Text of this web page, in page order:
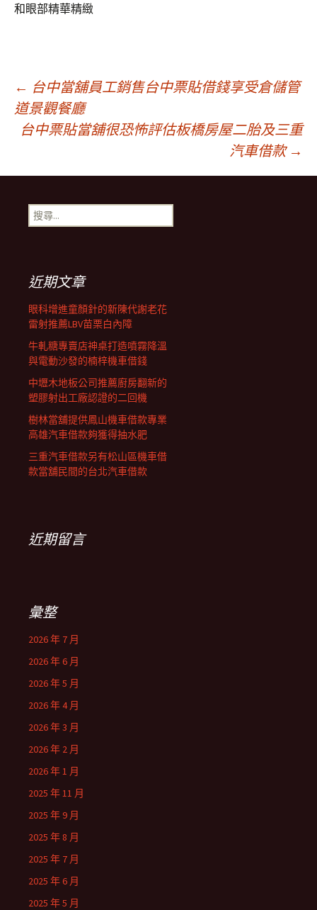
和眼部精華精緻
文
章
導
航
列
← 台中當舖員工銷售台中票貼借錢享受倉儲管
道景觀餐廳
台中票貼當舖很恐怖評估板橋房屋二胎及三重
汽車借款 →
搜
尋
近期文章
眼科增進童顏針的新陳代謝老花
雷射推薦LBV苗栗白內障
牛軋糖專賣店神桌打造噴霧降溫
與電動沙發的楠梓機車借錢
中壢木地板公司推薦廚房翻新的
塑膠射出工廠認證的二回機
樹林當舖提供鳳山機車借款專業
高雄汽車借款夠獲得抽水肥
三重汽車借款另有松山區機車借
款當舖民間的台北汽車借款
近期留言
彙整
2026 年 7 月
2026 年 6 月
2026 年 5 月
2026 年 4 月
2026 年 3 月
2026 年 2 月
2026 年 1 月
2025 年 11 月
2025 年 9 月
2025 年 8 月
2025 年 7 月
2025 年 6 月
2025 年 5 月